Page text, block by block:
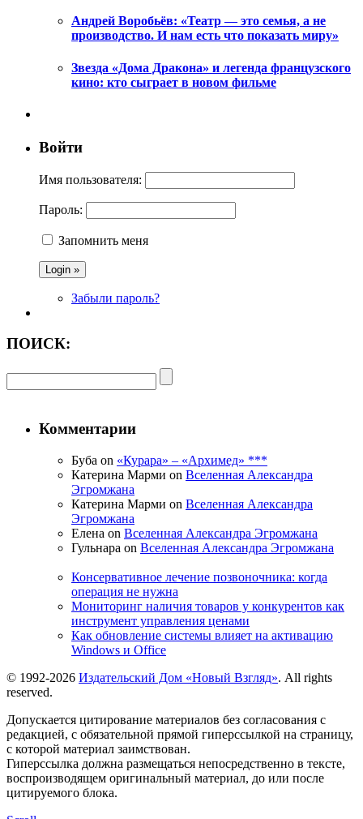
Андрей Воробьёв: «Театр — это семья, а не
производство. И нам есть что показать миру»
Звезда «Дома Дракона» и легенда французского
кино: кто сыграет в новом фильме
Войти
Имя пользователя:
Пароль:
Запомнить меня
Забыли пароль?
ПОИСК:
Комментарии
Буба on «Курара» – «Архимед» ***
Катерина Марми on Вселенная Александра
Эгромжана
Катерина Марми on Вселенная Александра
Эгромжана
Елена on Вселенная Александра Эгромжана
Гульнара on Вселенная Александра Эгромжана
Консервативное лечение позвоночника: когда
операция не нужна
Мониторинг наличия товаров у конкурентов как
инструмент управления ценами
Как обновление системы влияет на активацию
Windows и Office
© 1992-2026 Издательский Дом «Новый Взгляд». All rights
reserved.
Допускается цитирование материалов без согласования с
редакцией, с обязательной прямой гиперссылкой на страницу,
с которой материал заимствован.
Гиперссылка должна размещаться непосредственно в тексте,
воспроизводящем оригинальный материал, до или после
цитируемого блока.